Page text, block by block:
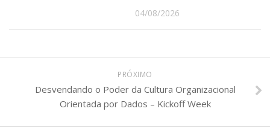
04/08/2026
PRÓXIMO
Desvendando o Poder da Cultura Organizacional
Orientada por Dados – Kickoff Week